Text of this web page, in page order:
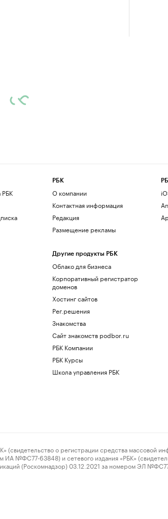
РБК
РБК
О компании
Контактная информация
Редакция
Размещение рекламы
Другие продукты РБК
Облако для бизнеса
Корпоративный регистратор
доменов
Хостинг сайтов
Рег.решения
Знакомства
Сайт знакомств podbor.ru
РБК Компании
РБК Курсы
Школа управления РБК
о регистрации средства массовой
№ФС77-63848) и сетевого издания «РБК»
(Роскомнадзор) 03.12.2021 за номером ЭЛ